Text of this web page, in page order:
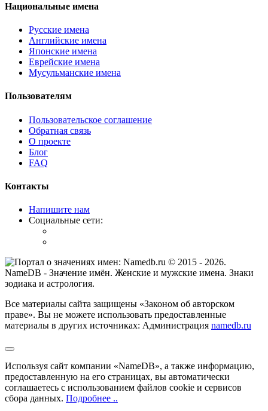
Национальные имена
Русские имена
Английские имена
Японские имена
Еврейские имена
Мусульманские имена
Пользователям
Пользовательское соглашение
Обратная связь
О проекте
Блог
FAQ
Контакты
Напишите нам
Социальные сети:
© 2015 - 2026.
NameDB - Значение имён. Женские и мужские имена. Знаки
зодиака и астрология.
Все материалы сайта защищены «Законом об авторском
праве». Вы не можете использовать предоставленные
материалы в других источниках: Администрация namedb.ru
Используя сайт компании «NameDB», а также информацию,
предоставленную на его страницах, вы автоматически
соглашаетесь с использованием файлов cookie и сервисов
сбора данных. Подробнее ..